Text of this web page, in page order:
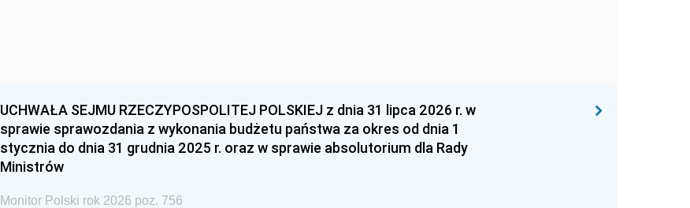
UCHWAŁA SEJMU RZECZYPOSPOLITEJ POLSKIEJ z dnia 31 lipca 2026 r. w
sprawie sprawozdania z wykonania budżetu państwa za okres od dnia 1
stycznia do dnia 31 grudnia 2025 r. oraz w sprawie absolutorium dla Rady
Ministrów
Monitor Polski rok 2026 poz. 756